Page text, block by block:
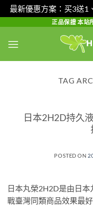
最新優惠方案：买3送1
content
正品保證 本站
TAG
日本2H2D持久
POSTED ON
日本丸榮2H2D是由日
戰臺灣同類商品效果最